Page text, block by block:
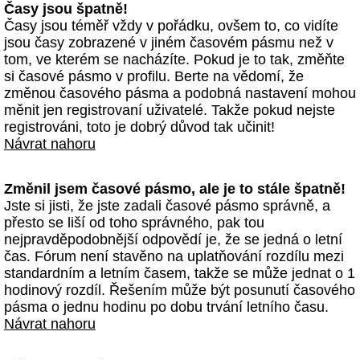
Časy jsou špatně!
Časy jsou téměř vždy v pořádku, ovšem to, co vidíte
jsou časy zobrazené v jiném časovém pásmu než v
tom, ve kterém se nacházíte. Pokud je to tak, změňte
si časové pásmo v profilu. Berte na vědomí, že
změnou časového pásma a podobná nastavení mohou
měnit jen registrovaní uživatelé. Takže pokud nejste
registrováni, toto je dobrý důvod tak učinit!
Návrat nahoru
Změnil jsem časové pásmo, ale je to stále špatně!
Jste si jisti, že jste zadali časové pásmo správně, a
přesto se liší od toho správného, pak tou
nejpravděpodobnější odpovědí je, že se jedná o letní
čas. Fórum není stavěno na uplatňování rozdílu mezi
standardním a letním časem, takže se může jednat o 1
hodinový rozdíl. Řešením může být posunutí časového
pásma o jednu hodinu po dobu trvání letního času.
Návrat nahoru